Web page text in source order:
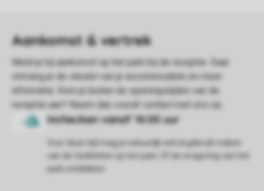
Voor deze tijd mag je natuurlijk wel al gebruik maken
van de faciliteiten op het park. Of de omgeving van het
park ontdekken.